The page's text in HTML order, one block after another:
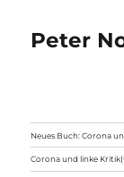
Peter
Neues Buch: Corona
Corona und linke